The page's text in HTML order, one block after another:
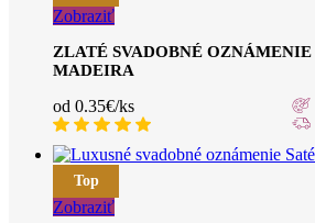
Zobraziť
ZLATÉ SVADOBNÉ OZNÁMENIE
MADEIRA
od 0.35€/ks
Top
Zobraziť